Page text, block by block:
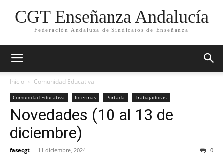
CGT Enseñanza Andalucía
Federación Andaluza de Sindicatos de Enseñanza
Inicio Comunidad Educativa
Comunidad Educativa Interinas Portada Trabajadoras
Novedades (10 al 13 de
diciembre)
fasecgt - 11 diciembre, 2024 0